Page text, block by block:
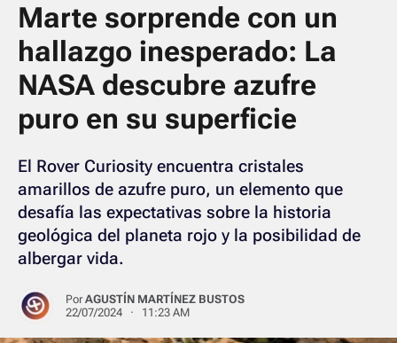
Marte sorprende con un
hallazgo inesperado: La
NASA descubre azufre
puro en su superficie
El Rover Curiosity encuentra cristales
amarillos de azufre puro, un elemento que
desafía las expectativas sobre la historia
geológica del planeta rojo y la posibilidad de
albergar vida.
PorAGUSTÍN MARTÍNEZ BUSTOS
22/07/2024 · 11:23 AM